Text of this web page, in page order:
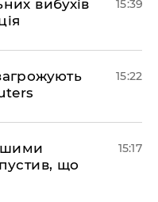
вибухів
15:39
15:22
що
15:17